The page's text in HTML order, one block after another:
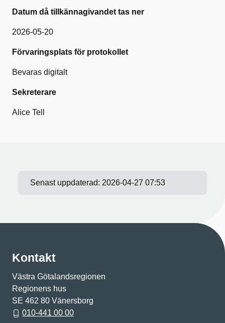
Datum då tillkännagivandet tas ner
2026-05-20
Förvaringsplats för protokollet
Bevaras digitalt
Sekreterare
Alice Tell
Senast uppdaterad: 2026-04-27 07:53
Kontakt
Västra Götalandsregionen
Regionens hus
SE 462 80 Vänersborg
010-441 00 00